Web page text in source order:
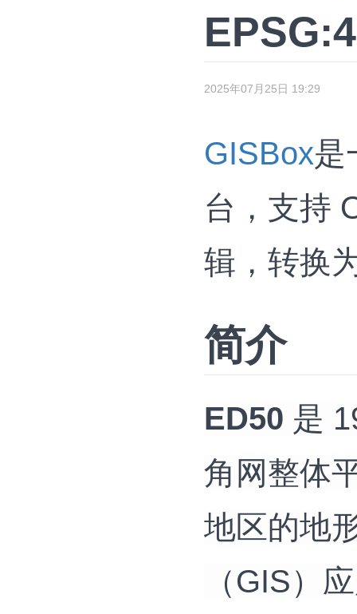
2025年07月25日 19:29
GISBox是
台，支持
辑，转换
简介
ED50 是
角网整体
地区的地
（GIS）